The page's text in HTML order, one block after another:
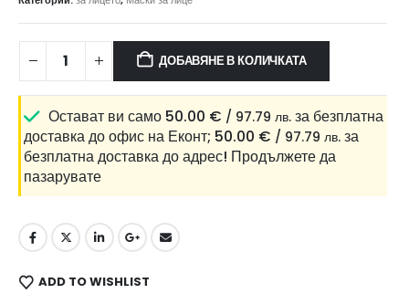
ДОБАВЯНЕ В КОЛИЧКАТА
Остават ви само 50.00 € / 97.79 лв. за безплатна
доставка до офис на Еконт; 50.00 € / 97.79 лв. за
безплатна доставка до адрес! Продължете да
пазарувате
ADD TO WISHLIST